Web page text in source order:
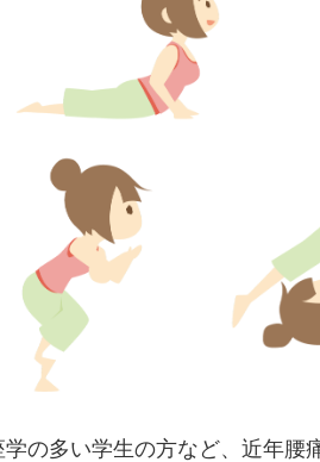
の多い学生の方など、近年腰